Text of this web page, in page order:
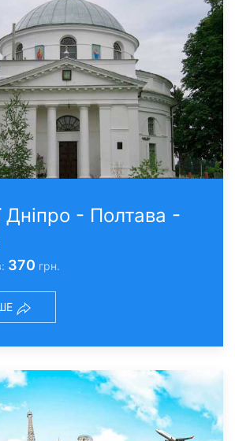
Дніпро - Полтава -
370 грн.